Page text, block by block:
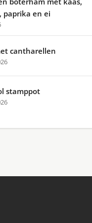
paprika en ei
cantharellen
stamppot